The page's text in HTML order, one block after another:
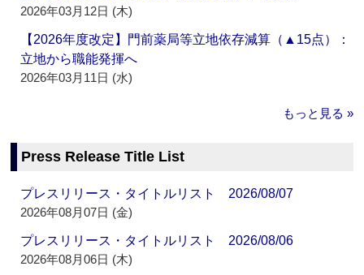
2026年03月12日 (木)
【2026年度改定】門前薬局等立地依存減算（▲15点）：
立地から職能発揮へ
2026年03月11日 (水)
もっと見る »
Press Release Title List
プレスリリース・タイトルリスト 2026/08/07
2026年08月07日 (金)
プレスリリース・タイトルリスト 2026/08/06
2026年08月06日 (木)